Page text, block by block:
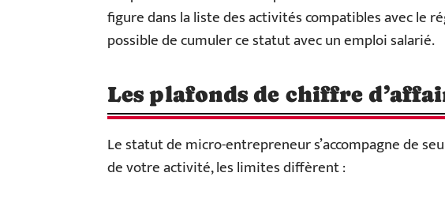
figure dans la liste des activités compatibles avec le
possible de cumuler ce statut avec un emploi salarié.
Les plafonds de chiffre
Le statut de micro-entrepreneur s’accompagne de
de votre activité, les limites diffèrent :